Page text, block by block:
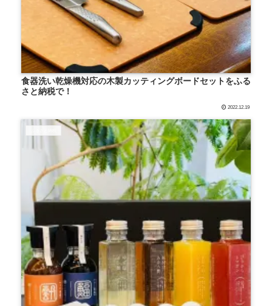
食器洗い乾燥機対応の木製カッティングボードセットをふる
さと納税で！
2022.12.19